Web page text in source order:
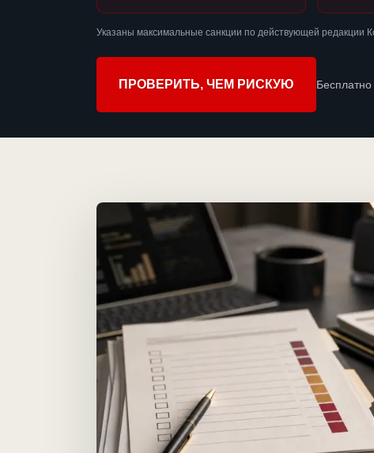
Указаны максимальные санкции по действующей
ПРОВЕРИТЬ, ЧЕМ РИСКУЮ Бесплатно